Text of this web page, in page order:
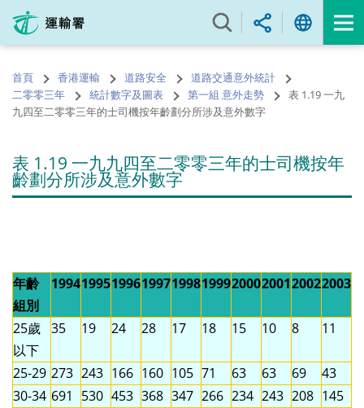
內
的
開
首頁 香港運輸 道路安全
道路交通意外統計
二零零三年
統計數字及圖表 第一組 意外走勢
表 1.19 一九
九四至二零零三年的士司機按年齡劃分所涉及意外數字
表 1.19 一九九四至二零零三年的士司機按年
齡劃分所涉及意外數字
年齡
組別
1994199519961997199819992000200120022003
25歲
以下
35 19 24 28 17 18 15 10 8 11
25-29 273 243 166 160 105 71 63 63 69
43
30-34 691 530 453 368 347 266 234 243 208 145